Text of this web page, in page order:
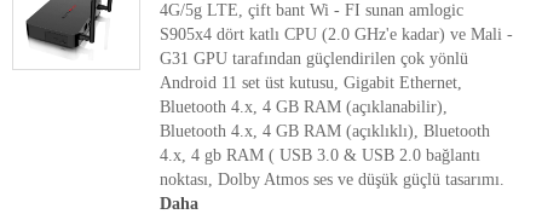
4G/5g LTE, çift bant Wi - FI sunan amlogic
S905x4 dört katlı CPU (2.0 GHz'e kadar) ve Mali -
G31 GPU tarafından güçlendirilen çok yönlü
Android 11 set üst kutusu, Gigabit Ethernet,
Bluetooth 4.x, 4 GB RAM (açıklanabilir),
Bluetooth 4.x, 4 GB RAM (açıklıklı), Bluetooth
4.x, 4 gb RAM ( USB 3.0 & USB 2.0 bağlantı
noktası, Dolby Atmos ses ve düşük güçlü tasarımı.
Daha